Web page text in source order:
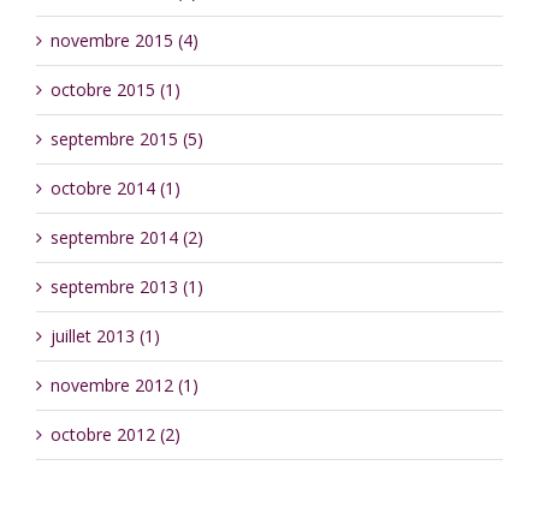
novembre 2015 (4)
octobre 2015 (1)
septembre 2015 (5)
octobre 2014 (1)
septembre 2014 (2)
septembre 2013 (1)
juillet 2013 (1)
novembre 2012 (1)
octobre 2012 (2)